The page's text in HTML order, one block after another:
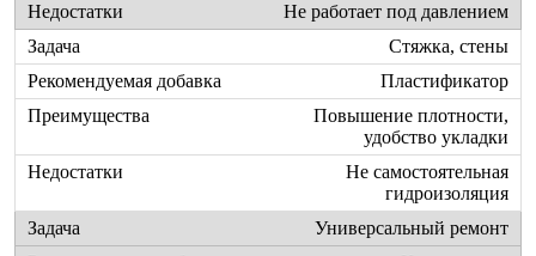
Не работает под давлением
Стяжка, стены
Пластификатор
Повышение плотности,
удобство укладки
Не самостоятельная
гидроизоляция
Универсальный ремонт